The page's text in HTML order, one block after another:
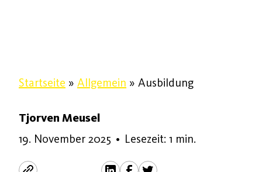
Startseite » Allgemein » Ausbildung
Tjorven Meusel
19. November 2025 19. November 2025
• Lesezeit: 1 min.